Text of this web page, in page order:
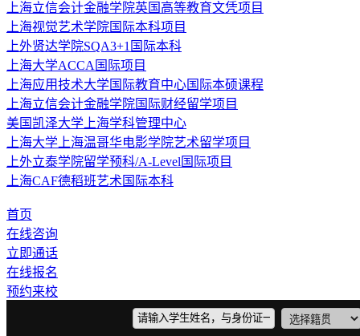
上海立信会计金融学院英国高等教育文凭项目
上海视觉艺术学院国际本科项目
上外贤达学院SQA3+1国际本科
上海大学ACCA国际项目
上海应用技术大学国际教育中心国际本硕课程
上海立信会计金融学院国际财经留学项目
美国凯泽大学上海学科管理中心
上海大学上海温哥华电影学院艺术留学项目
上外立泰学院留学预科/A-Level国际项目
上海CAF德稻班艺术国际本科
首页
在线咨询
立即通话
在线报名
预约来校